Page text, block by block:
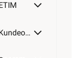
10mm²